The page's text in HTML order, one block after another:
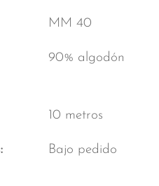
MM 40
90% algodón
10 metros
Bajo pedido